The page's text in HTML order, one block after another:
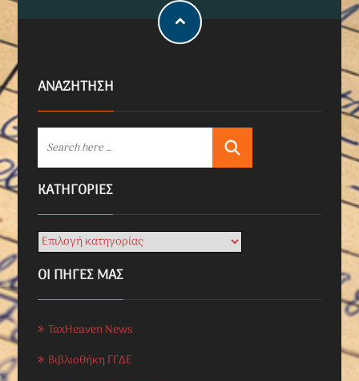
ΑΝΑΖΗΤΗΣΗ
KΑΤΗΓΟΡΊΕΣ
ΟΙ ΠΗΓΕΣ ΜΑΣ
TaxHeaven News
Βιβλιοθήκη ΓΓΔΕ